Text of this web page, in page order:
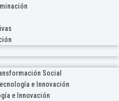
Social
e Innovación
e Innovación